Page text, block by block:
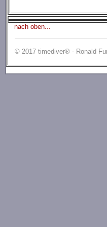
nach oben...
© 2017 timediver® - Ronald